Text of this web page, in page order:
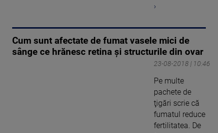
›
Cum sunt afectate de fumat vasele mici de
sânge ce hrănesc retina și structurile din ovar
23-08-2018 | 10:46
Pe multe
pachete de
ţigări scrie că
fumatul reduce
fertilitatea. De